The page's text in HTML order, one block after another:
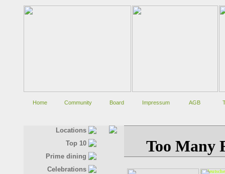
Home Community Board Impressum AGB
Locations
Top 10
Prime dining
Celebrations